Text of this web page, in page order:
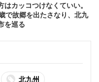
はカッコつけなくていい。
で故郷を出たさなり、北九
を巡る
北九州